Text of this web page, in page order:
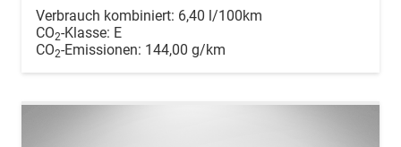
Verbrauch kombiniert: 6,40 l/100km
CO2-Klasse: E
CO2-Emissionen: 144,00 g/km